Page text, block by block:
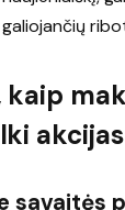
galiojančių
kaip
akcijas
savaitės